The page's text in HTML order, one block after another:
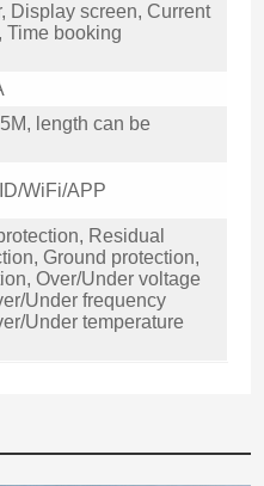
Display screen, Current
Time booking
length can be
WiFi/APP
Residual
Ground protection,
Over/Under voltage
Under frequency
Under temperature